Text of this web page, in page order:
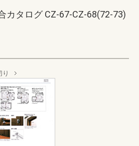
カタログ CZ-67-CZ-68(72-73)
り